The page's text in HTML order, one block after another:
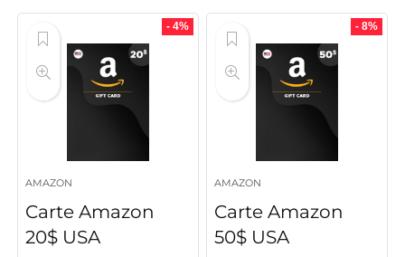
à
1,294 MAD
187 MAD.167 MAD.
- 4%
AMAZON
Carte Amazon
20$ USA
- 8%
AMAZON
Carte Amazon
50$ USA